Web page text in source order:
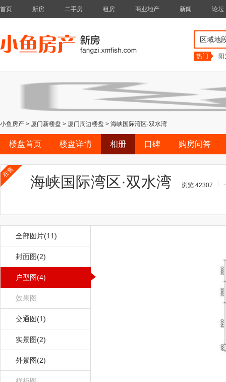
首页 新房 二手房 租房 商业地产 新闻 论坛
区域地
热门
小鱼房产 > 厦门新楼盘 > 厦门周边楼盘 > 海峡国际湾区·双水湾
楼盘首页 楼盘详情 相册 口碑 购房问答
在售
海峡国际湾区·双水湾 浏览 42307
全部图片(11)
封面图(2)
户型图(4)
效果图
交通图(1)
实景图(2)
外景图(2)